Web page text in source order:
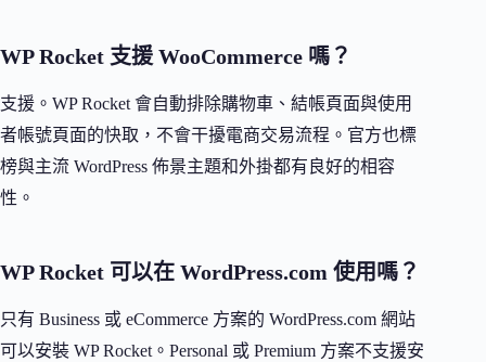
WP Rocket 支援 WooCommerce 嗎？
支援。WP Rocket 會自動排除購物車、結帳頁面與使用
者帳號頁面的快取，不會干擾電商交易流程。官方也標
榜與主流 WordPress 佈景主題和外掛都有良好的相容
性。
WP Rocket 可以在 WordPress.com 使用嗎？
只有 Business 或 eCommerce 方案的 WordPress.com 網站
可以安裝 WP Rocket。Personal 或 Premium 方案不支援安